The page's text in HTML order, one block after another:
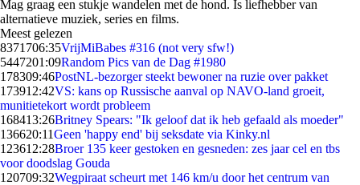
Mag graag een stukje wandelen met de hond. Is liefhebber van
alternatieve muziek, series en films.
Meest gelezen
8371706:35VrijMiBabes #316 (not very sfw!)
5447201:09Random Pics van de Dag #1980
178309:46PostNL-bezorger steekt bewoner na ruzie over pakket
173912:42VS: kans op Russische aanval op NAVO-land groeit,
munitietekort wordt probleem
168413:26Britney Spears: "Ik geloof dat ik heb gefaald als moeder"
136620:11Geen 'happy end' bij seksdate via Kinky.nl
123612:28Broer 135 keer gestoken en gesneden: zes jaar cel en tbs
voor doodslag Gouda
120709:32Wegpiraat scheurt met 146 km/u door het centrum van